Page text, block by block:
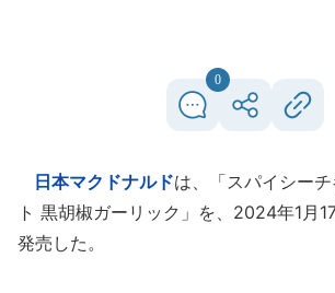
0
日本マクドナルドは、「スパイシー
ト 黒胡椒ガーリック」を、2024年1月
発売した。